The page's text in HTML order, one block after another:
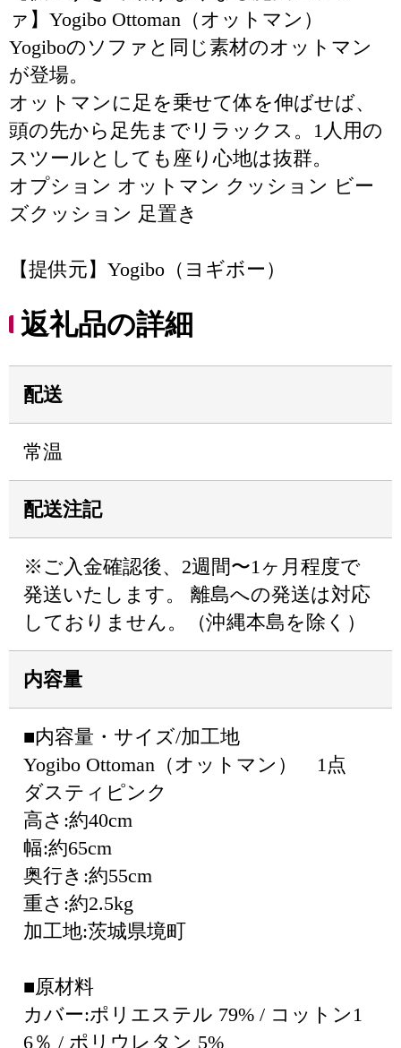
ァ】Yogibo Ottoman（オットマン）
Yogiboのソファと同じ素材のオットマン
が登場。
オットマンに足を乗せて体を伸ばせば、
頭の先から足先までリラックス。1人用の
スツールとしても座り心地は抜群。
オプション オットマン クッション ビー
ズクッション 足置き
【提供元】Yogibo（ヨギボー）
返礼品の詳細
配送
常温
配送注記
※ご入金確認後、2週間〜1ヶ月程度で
発送いたします。 離島への発送は対応
しておりません。（沖縄本島を除く）
内容量
■内容量・サイズ/加工地
Yogibo Ottoman（オットマン） 1点
ダスティピンク
高さ:約40cm
幅:約65cm
奥行き:約55cm
重さ:約2.5kg
加工地:茨城県境町
■原材料
カバー:ポリエステル 79% / コットン1
6％ / ポリウレタン 5%